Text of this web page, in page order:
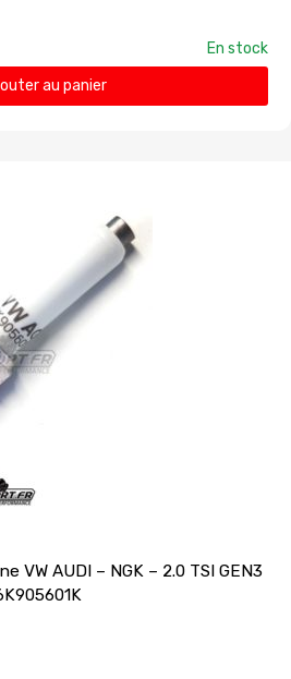
En stock
au panier
VW AUDI – NGK – 2.0 TSI GEN3